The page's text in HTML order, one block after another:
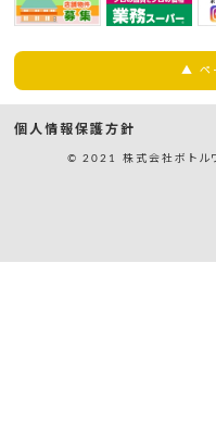
▲ ペ
個人情報保護方針
© 2021 株式会社ボトル